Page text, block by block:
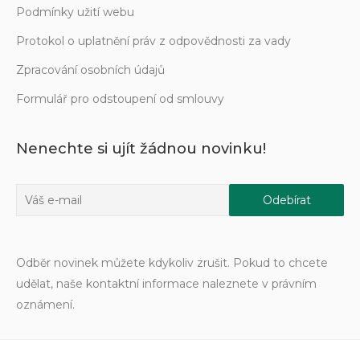
Podmínky užití webu
Protokol o uplatnění práv z odpovědnosti za vady
Zpracování osobních údajů
Formulář pro odstoupení od smlouvy
Nenechte si ujít žádnou novinku!
Odběr novinek můžete kdykoliv zrušit. Pokud to chcete
udělat, naše kontaktní informace naleznete v právním
oznámení.